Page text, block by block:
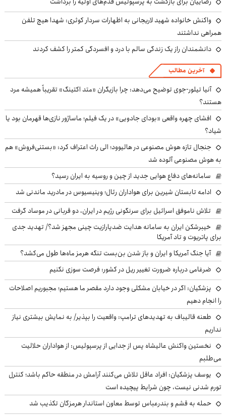
واکنش خانواده شهید لاریجانی به اظهارات سردار کوثری: شهدا هیچ تلفن
همراهی نداشتند
دانشمندان راز یک زندگی سالم با درد و افسردگی کمتر را کشف کردند
آخرین مطالب
آنیا تیلور-جوی توضیح می‌دهد: چرا بازیگران «متد اکتینگ» تقریباً همیشه مرد
هستند؟
افشای چهره واقعی «بودای جادویی» در یک فیلم؛ ماساژور نازی‌ها قهرمان بود یا
شیاد؟
جنجال تازه هوش مصنوعی در هالیوود؛ الی راث اعتراف کرد: «بستنی‌فروش» هم
به هوش مصنوعی آلوده شد
سامانه‌های دفاع هوایی جدید از چین و روسیه به ایران رسید؟
ادامه تابستان شیرین برای هواداران رئال؛ وینیسیوس در مادرید ماندنی شد
تلاش ناموفق اسرائیل برای سرنگونی رژیم در ایران، دو قربانی در موساد گرفت
خیبرشکن ایران به سامانه هدایت ضدپارازیت چینی مجهز شد؟/ تهدید جدی
برای پاتریوت و تاد آمریکا
آیا جنگ آمریکا و ایران و باز شدن بن‌بست تنگه هرمز ماه‌ها طول می‌کشد؟
ضرغامی درباره ضرورت تغییر ریل در کشور: فرصت سوزی نکنیم
پزشکیان: اگر در خیابان مشکلی وجود دارد مقصر ما هستیم؛ مجبوریم اصلاحات
را انجام دهیم
طعنه قالیباف به تهدیدهای ترامپ: واقعیت را بپذیر/ به نمایش بیشتری نیاز
نداریم
نخستین واکنش عالیشاه پس از جدایی از پرسپولیس: از هواداران حلالیت
می‌طلبم
یوسف پزشکیان: افراد عاقل تلاش می‌کنند آرامش در منطقه حاکم باشد؛ کنترل
تورم شدنی نیست، چون شرایط پیچیده است
حمله به قشم و بندرعباس توسط معاون استاندار هرمزگان تکذیب شد